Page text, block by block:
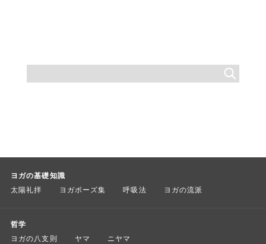
ヨガの基礎知識
太陽礼拝 ヨガポーズ集 呼吸法 ヨガの流派
哲学
ヨガの八支則 ヤマ ニヤマ